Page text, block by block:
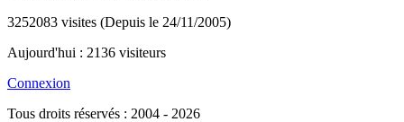
3252083 visites (Depuis le 24/11/2005)
Aujourd'hui : 2136 visiteurs
Connexion
Tous droits réservés : 2004 - 2026